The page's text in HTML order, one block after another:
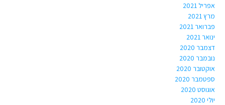
אפריל 2021
מרץ 2021
פברואר 2021
ינואר 2021
דצמבר 2020
נובמבר 2020
אוקטובר 2020
ספטמבר 2020
אוגוסט 2020
יולי 2020